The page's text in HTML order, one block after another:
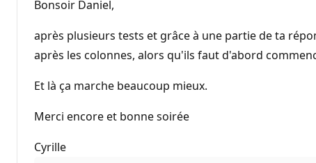
Bonsoir Daniel,
après plusieurs tests et grâce à une partie de ta
après les colonnes, alors qu'ils faut d'abord
Et là ça marche beaucoup mieux.
Merci encore et bonne soirée
Cyrille